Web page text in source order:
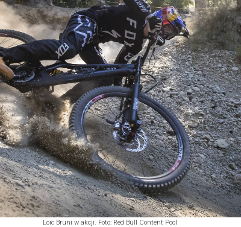
Loic Bruni w akcji. Foto: Red Bull Content Pool